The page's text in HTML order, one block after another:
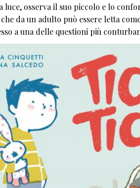
luce, osserva il suo piccolo e lo
da un adulto può essere letta
a una delle questioni più